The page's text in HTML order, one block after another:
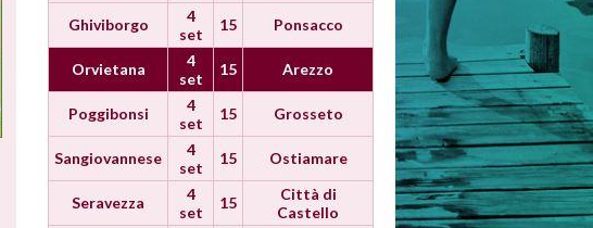
Ghiviborgo
4
set
15 Ponsacco
Orvietana
4
set
15 Arezzo
Poggibonsi
4
set
15 Grosseto
Sangiovannese
4
set
15 Ostiamare
Seravezza
4
set
15
Città di
Castello